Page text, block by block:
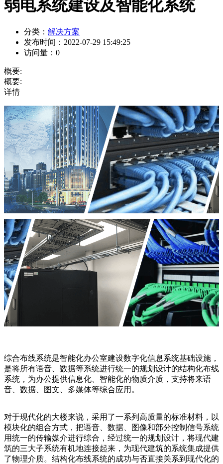
弱电系统建设及智能化系统
分类： 解决方案
发布时间： 2022-07-29 15:49:25
访问量： 0
概要:
概要:
详情
综合布线系统是智能化办公室建设数字化信息系统基础设施，
是将所有语音、数据等系统进行统一的规划设计的结构化布线
系统，为办公提供信息化、智能化的物质介质，支持将来语
音、数据、图文、多媒体等综合应用。
对于现代化的大楼来说，采用了一系列高质量的标准材料，以
模块化的组合方式，把语音、数据、图像和部分控制信号系统
用统一的传输媒介进行综合，经过统一的规划设计，将现代建
筑的三大子系统有机地连接起来，为现代建筑的系统集成提供
了物理介质。结构化布线系统的成功与否直接关系到现代化的